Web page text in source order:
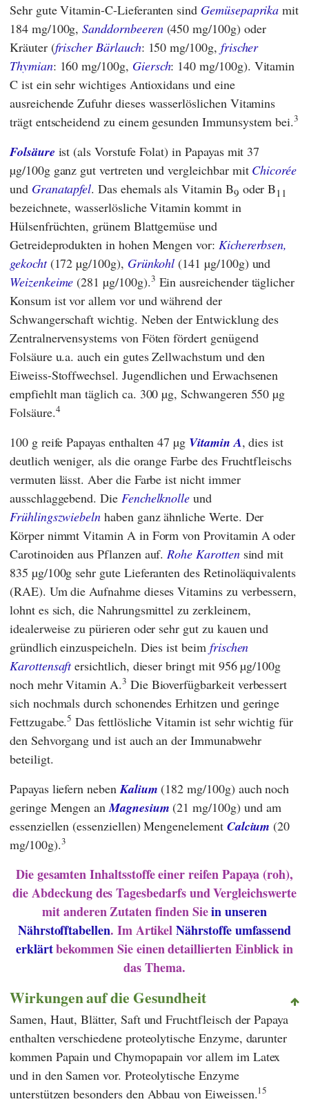
Sehr gute Vitamin-C-Lieferanten sind Gemüsepaprika mit
184 mg/100g,Sanddornbeeren(450 mg/100g) oder
Kräuter (frischer Bärlauch: 150 mg/100g, frischer
Thymian: 160 mg/100g, Giersch: 140 mg/100g). Vitamin
C ist ein sehr wichtiges Antioxidans und eine
ausreichende Zufuhr dieses wasserlöslichen Vitamins
trägt entscheidend zu einem gesunden Immunsystem bei.3
Folsäure ist (als Vorstufe Folat) in Papayas mit 37
µg/100g ganz gut vertreten und vergleichbar mit Chicorée
und Granatapfel. Das ehemals als Vitamin B9 oder B11
bezeichnete, wasserlösliche Vitamin kommt in
Hülsenfrüchten, grünem Blattgemüse und
Getreideprodukten in hohen Mengen vor: Kichererbsen,
gekocht(172 µg/100g), Grünkohl (141 µg/100g) und
Weizenkeime (281 µg/100g).3 Ein ausreichender täglicher
Konsum ist vor allem vor und während der
Schwangerschaft wichtig. Neben der Entwicklung des
Zentralnervensystems von Föten fördert genügend
Folsäure u.a. auch ein gutes Zellwachstum und den
Eiweiss-Stoffwechsel. Jugendlichen und Erwachsenen
empfiehlt man täglich ca. 300 µg, Schwangeren 550 µg
Folsäure.4
100 g reife Papayas enthalten 47 µg Vitamin A, dies ist
deutlich weniger, als die orange Farbe des Fruchtfleischs
vermuten lässt. Aber die Farbe ist nicht immer
ausschlaggebend. Die Fenchelknolle und
Frühlingszwiebeln haben ganz ähnliche Werte. Der
Körper nimmt Vitamin A in Form von Provitamin A oder
Carotinoiden aus Pflanzen auf.Rohe Karottensind mit
835 µg/100g sehr gute Lieferanten des Retinoläquivalents
(RAE). Um die Aufnahme dieses Vitamins zu verbessern,
lohnt es sich, die Nahrungsmittel zu zerkleinern,
idealerweise zu pürieren oder sehr gut zu kauen und
gründlich einzuspeicheln. Dies ist beim frischen
Karottensaftersichtlich, dieser bringt mit 956 µg/100g
noch mehr Vitamin A.3 Die Bioverfügbarkeit verbessert
sich nochmals durch schonendes Erhitzen und geringe
Fettzugabe.5 Das fettlösliche Vitamin ist sehr wichtig für
den Sehvorgang und ist auch an der Immunabwehr
beteiligt.
Papayas liefern nebenKalium (182 mg/100g) auch noch
geringe Mengen anMagnesium (21 mg/100g) und am
essenziellen (essenziellen) Mengenelement Calcium (20
mg/100g).3
Die gesamten Inhaltsstoffe einer reifen Papaya (roh),
die Abdeckung des Tagesbedarfs und Vergleichswerte
mit anderen Zutaten finden Siein unseren
Nährstofftabellen. Im ArtikelNährstoffe umfassend
erklärtbekommen Sie einen detaillierten Einblick in
das Thema.
Wirkungen auf die Gesundheit
Samen, Haut, Blätter, Saft und Fruchtfleisch der Papaya
enthalten verschiedene proteolytische Enzyme, darunter
kommen Papain und Chymopapain vor allem im Latex
und in den Samen vor. Proteolytische Enzyme
unterstützen besonders den Abbau von Eiweissen.15